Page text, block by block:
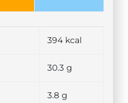
394 kcal
30.3 g
3.8 g